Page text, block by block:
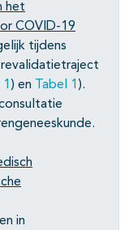
het
COVID-19
tijdens
) en Tabel 1 ).
in